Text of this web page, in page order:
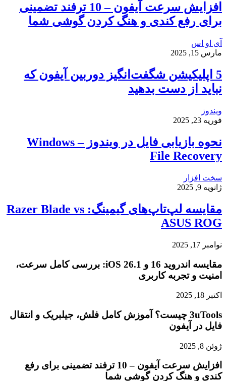
افزایش سرعت آیفون – 10 ترفند تضمینی
برای رفع کندی و هنگ کردن گوشی شما
آی او اس
مارس 15, 2025
5 اپلیکیشن شگفت‌انگیز دوربین آیفون که
نباید از دست بدهید
ویندوز
فوریه 23, 2025
نحوه بازیابی فایل در ویندوز – Windows
File Recovery
سخت افزار
ژانویه 9, 2025
مقایسه لپ‌تاپ‌های گیمینگ: Razer Blade vs
ASUS ROG
نوامبر 17, 2025
مقایسه اندروید 16 و iOS 26.1: بررسی کامل سرعت،
امنیت و تجربه کاربری
اکتبر 18, 2025
3uTools چیست؟ آموزش کامل فلش، جیلبریک و انتقال
فایل در آیفون
ژوئن 8, 2025
افزایش سرعت آیفون – 10 ترفند تضمینی برای رفع
کندی و هنگ کردن گوشی شما